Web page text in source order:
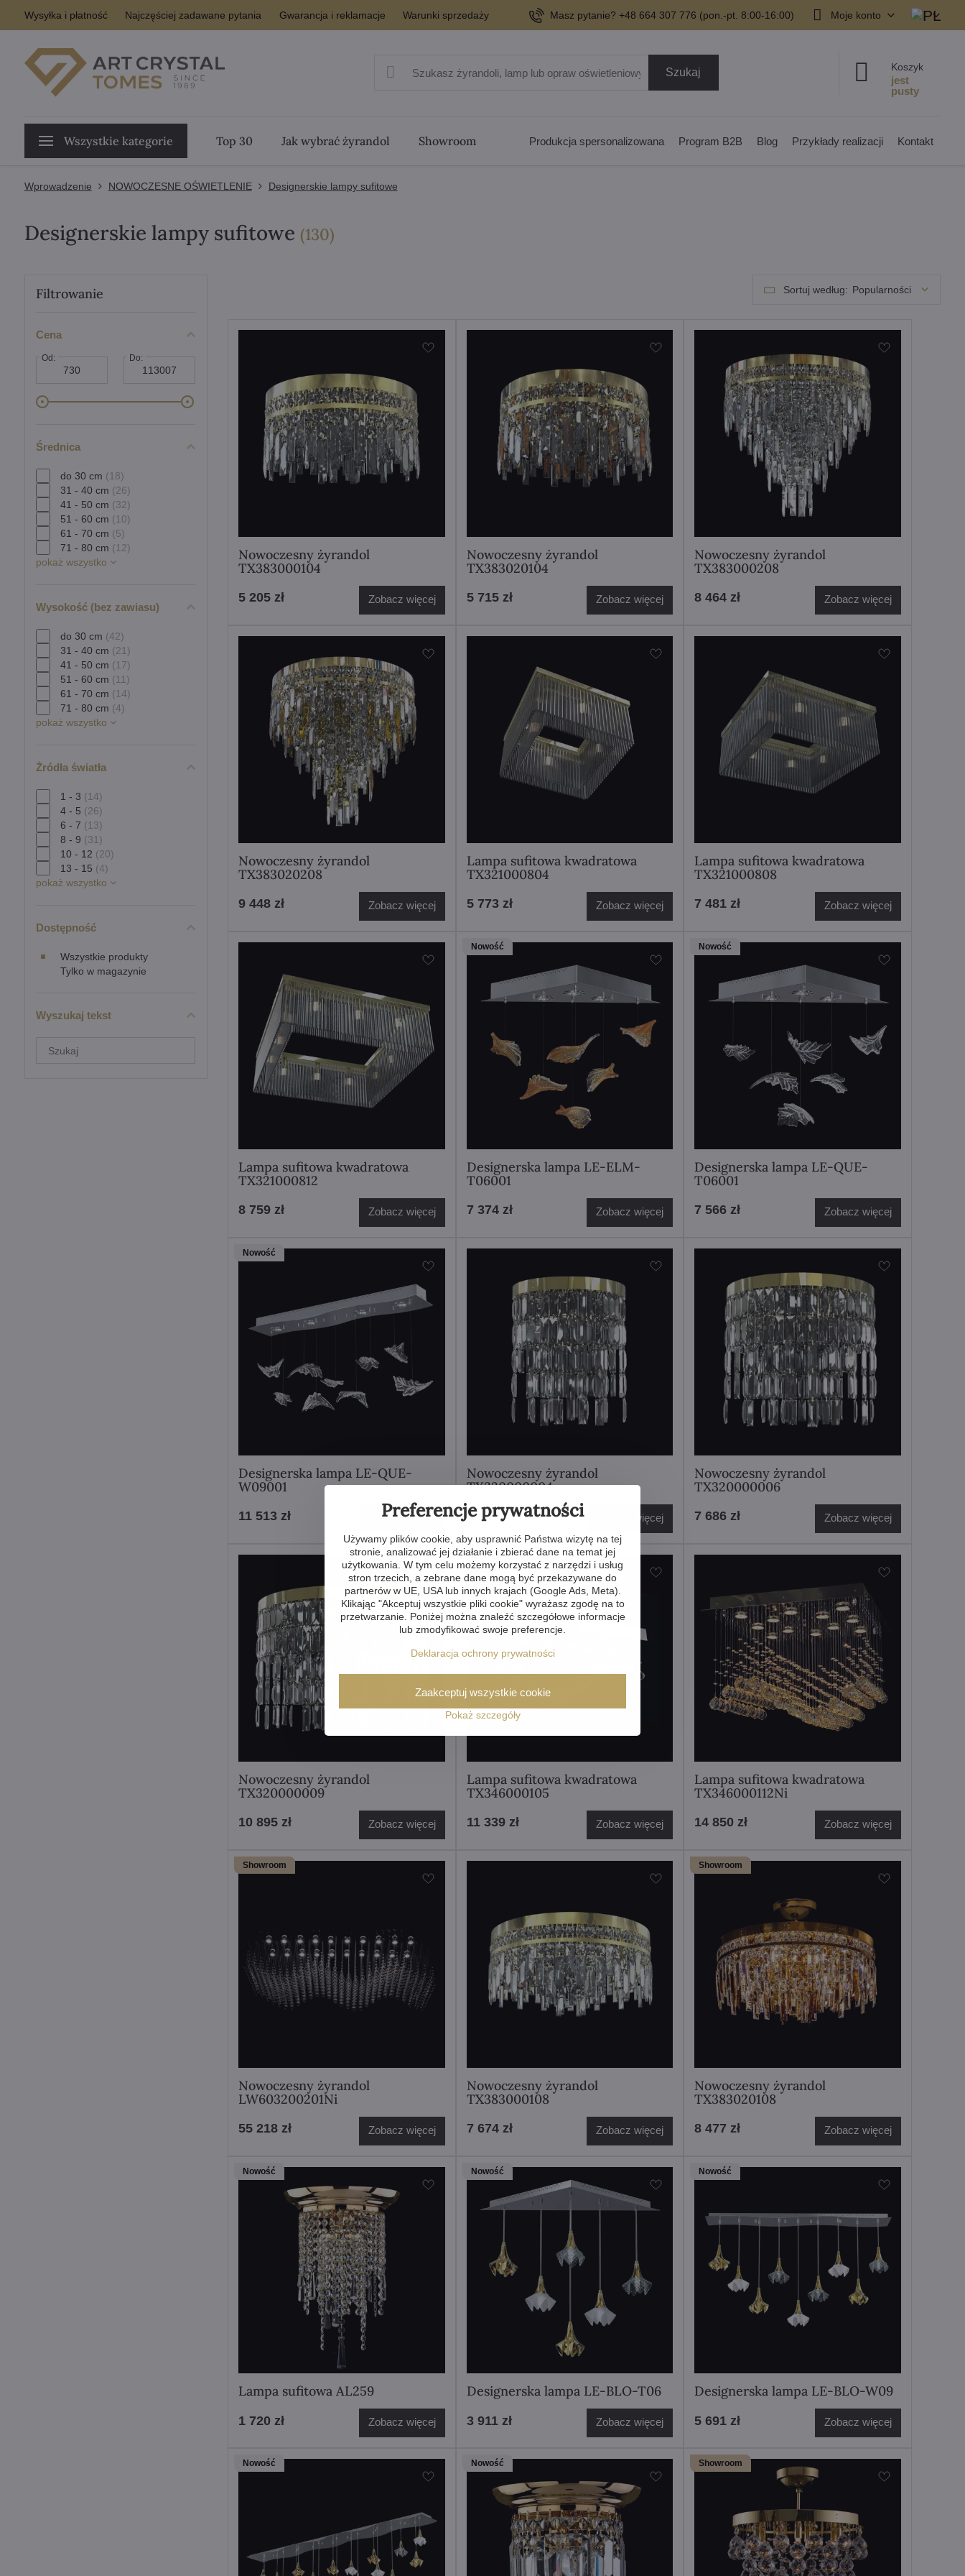
Wysyłka i płatność Najczęściej zadawane pytania Gwarancja i reklamacje Warunki sprzedaży Masz pytanie? +48 664 307 776 (pon.-pt. 8:00-16:00) Moje konto
Szukaj Koszyk
Wszystkie kategorie Top 30 Jak wybrać żyrandol Showroom Produkcja spersonalizowana Program B2B Blog Przykłady realizacji Kontakt
Wprowadzenie NOWOCZESNE OŚWIETLENIE Designerskie lampy sufitowe
Designerskie lampy sufitowe (130Pozycji
)
Sortuj według: Popularności
Nowoczesny żyrandol
TX383000104
5 205 zł Zobacz więcej
Nowoczesny żyrandol
TX383020104
5 715 zł Zobacz więcej
Nowoczesny żyrandol
TX383000208
8 464 zł Zobacz więcej
Nowoczesny żyrandol
TX383020208
9 448 zł Zobacz więcej
Lampa sufitowa kwadratowa
TX321000804
5 773 zł Zobacz więcej
Lampa sufitowa kwadratowa
TX321000808
7 481 zł Zobacz więcej
Lampa sufitowa kwadratowa
TX321000812
8 759 zł Zobacz więcej
Nowość
Designerska lampa LE-ELM-
T06001
7 374 zł Zobacz więcej
Nowość
Designerska lampa LE-QUE-
T06001
7 566 zł Zobacz więcej
Nowość
Designerska lampa LE-QUE-
W09001
11 513 zł Zobacz więcej
Nowoczesny żyrandol
TX320000004
5 427 zł Zobacz więcej
Nowoczesny żyrandol
TX320000006
7 686 zł Zobacz więcej
Nowoczesny żyrandol
TX320000009
10 895 zł Zobacz więcej
Lampa sufitowa kwadratowa
TX346000105
11 339 zł Zobacz więcej
Lampa sufitowa kwadratowa
TX346000112Ni
14 850 zł Zobacz więcej
Showroom
Nowoczesny żyrandol
LW603200201Ni
55 218 zł Zobacz więcej
Nowoczesny żyrandol
TX383000108
7 674 zł Zobacz więcej
Showroom
Nowoczesny żyrandol
TX383020108
8 477 zł Zobacz więcej
Nowość
Lampa sufitowa AL259
1 720 zł Zobacz więcej
Nowość
Designerska lampa LE-BLO-T06
3 911 zł Zobacz więcej
Nowość
Designerska lampa LE-BLO-W09
5 691 zł Zobacz więcej
Nowość Nowość Showroom
Filtrowanie
Cena
Od: Do:
Średnica
do 30 cm (18)
31 - 40 cm (26)
41 - 50 cm (32)
51 - 60 cm (10)
61 - 70 cm (5)
71 - 80 cm (12)
pokaż wszystko
Wysokość (bez zawiasu)
do 30 cm (42)
31 - 40 cm (21)
41 - 50 cm (17)
51 - 60 cm (11)
61 - 70 cm (14)
71 - 80 cm (4)
pokaż wszystko
Żródła światła
1 - 3 (14)
4 - 5 (26)
6 - 7 (13)
8 - 9 (31)
10 - 12 (20)
13 - 15 (4)
pokaż wszystko
Dostępność
Wszystkie produkty
Tylko w magazynie
Wyszukaj tekst
wyniki
Preferencje prywatności
Używamy plików cookie, aby usprawnić Państwa wizytę na tej
stronie, analizować jej działanie i zbierać dane na temat jej
użytkowania. W tym celu możemy korzystać z narzędzi i usług
stron trzecich, a zebrane dane mogą być przekazywane do
partnerów w UE, USA lub innych krajach (Google Ads, Meta).
Klikając "Akceptuj wszystkie pliki cookie" wyrażasz zgodę na to
przetwarzanie. Poniżej można znaleźć szczegółowe informacje
lub zmodyfikować swoje preferencje.
Deklaracja ochrony prywatności
Pokaż szczegóły
Zaakceptuj wszystkie cookie